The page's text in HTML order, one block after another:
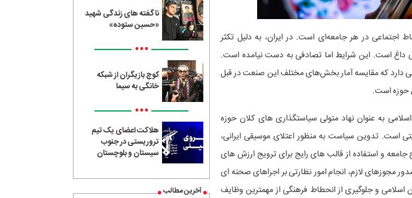
اجتماعی در هر جامعه‌ای است. در ایران، به دلیل تکثر
داغ است. این شرایط اما تصادفی به دست نیامده است.
دارد که مقایسه آمار بخش‌های مختلف این صنعت در قبل
حوزه است.
به عنوان نهاد متولی سیاستگذاری های کلان حوزه
است. تدوین سیاست به منظور اعتلای موسیقی ایرانی،
و استفاده از قالب های رایج برای ترویج ارزش های
لازم، انجام امور نظارتی بر اجراهای صحنه ای
و جلوگیری از انحطاط فرهنگی از مهمترین وظایف
ناگفته های زندگی شهید
«حسین ستوده»
•••
کوچ بازیگران از شبکه
خانگی به سیما
•••
هلاکت اعضای یک تیم
تروریستی در جنوب
سیستان و بلوچستان
آخرین مطالب